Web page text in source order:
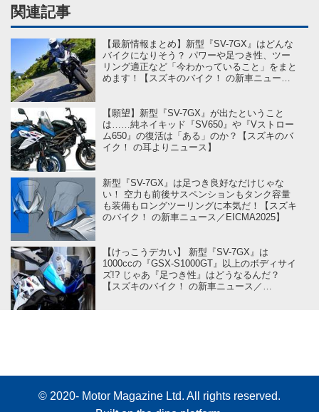
関連記事
【最新情報まとめ】新型『SV-7GX』はどんな
バイクになりそう？ パワーや足つき性、ツー
リング適正など「今わかっていること」をまと
めます！【スズキのバイク！ の新車ニュース
【願望】新型『SV-7GX』が出たということ
は……純ネイキッド『SV650』や『Vストロー
ム650』の復活は「ある」のか？【スズキのバ
イク！ の耳よりニュース】
新型『SV-7GX』は足つき良好なだけじゃな
い！ 空力も前後サスペンションもタンク容量
も装備もロングツーリングに本気だ！【スズキ
のバイク！ の新車ニュース／EICMA2025】
【けっこうデカい】 新型『SV-7GX』は
1000ccの『GSX-S1000GT』以上のボディサイ
ズ!? じゃあ『足つき性』はどうなるんだ？
【スズキのバイク！ の新車ニュース／
© 2020- Motor Magazine Ltd. All rights reserved.